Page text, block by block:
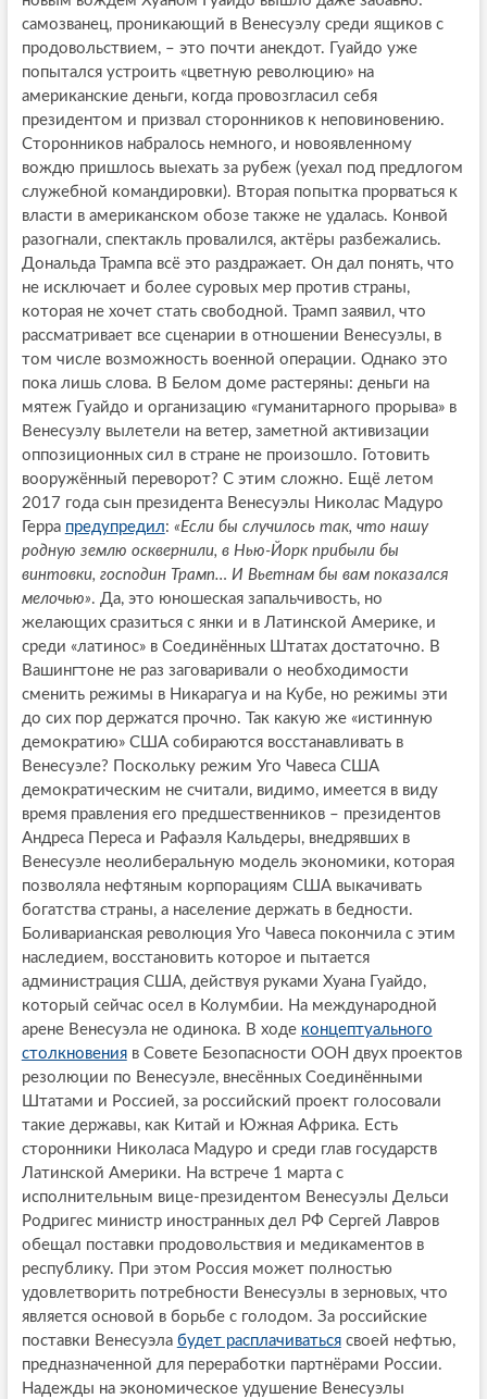
самозванец, проникающий в Венесуэлу среди ящиков с
продовольствием, – это почти анекдот. Гуайдо уже
попытался устроить «цветную революцию» на
американские деньги, когда провозгласил себя
президентом и призвал сторонников к неповиновению.
Сторонников набралось немного, и новоявленному
вождю пришлось выехать за рубеж (уехал под предлогом
служебной командировки). Вторая попытка прорваться к
власти в американском обозе также не удалась. Конвой
разогнали, спектакль провалился, актёры разбежались.
Дональда Трампа всё это раздражает. Он дал понять, что
не исключает и более суровых мер против страны,
которая не хочет стать свободной. Трамп заявил, что
рассматривает все сценарии в отношении Венесуэлы, в
том числе возможность военной операции. Однако это
пока лишь слова. В Белом доме растеряны: деньги на
мятеж Гуайдо и организацию «гуманитарного прорыва» в
Венесуэлу вылетели на ветер, заметной активизации
оппозиционных сил в стране не произошло. Готовить
вооружённый переворот? С этим сложно. Ещё летом
2017 года сын президента Венесуэлы Николас Мадуро
Герра предупредил: «Если бы случилось так, что нашу
родную землю осквернили, в Нью-Йорк прибыли бы
винтовки, господин Трамп… И Вьетнам бы вам показался
мелочью». Да, это юношеская запальчивость, но
желающих сразиться с янки и в Латинской Америке, и
среди «латинос» в Соединённых Штатах достаточно. В
Вашингтоне не раз заговаривали о необходимости
сменить режимы в Никарагуа и на Кубе, но режимы эти
до сих пор держатся прочно. Так какую же «истинную
демократию» США собираются восстанавливать в
Венесуэле? Поскольку режим Уго Чавеса США
демократическим не считали, видимо, имеется в виду
время правления его предшественников – президентов
Андреса Переса и Рафаэля Кальдеры, внедрявших в
Венесуэле неолиберальную модель экономики, которая
позволяла нефтяным корпорациям США выкачивать
богатства страны, а население держать в бедности.
Боливарианская революция Уго Чавеса покончила с этим
наследием, восстановить которое и пытается
администрация США, действуя руками Хуана Гуайдо,
который сейчас осел в Колумбии. На международной
арене Венесуэла не одинока. В ходе концептуального
столкновенияв Совете Безопасности ООН двух проектов
резолюции по Венесуэле, внесённых Соединёнными
Штатами и Россией, за российский проект голосовали
такие державы, как Китай и Южная Африка. Есть
сторонники Николаса Мадуро и среди глав государств
Латинской Америки. На встрече 1 марта с
исполнительным вице-президентом Венесуэлы Дельси
Родригес министр иностранных дел РФ Сергей Лавров
обещал поставки продовольствия и медикаментов в
республику. При этом Россия может полностью
удовлетворить потребности Венесуэлы в зерновых, что
является основой в борьбе с голодом. За российские
поставки Венесуэла будет расплачиватьсясвоей нефтью,
предназначенной для переработки партнёрами России.
Надежды на экономическое удушение Венесуэлы